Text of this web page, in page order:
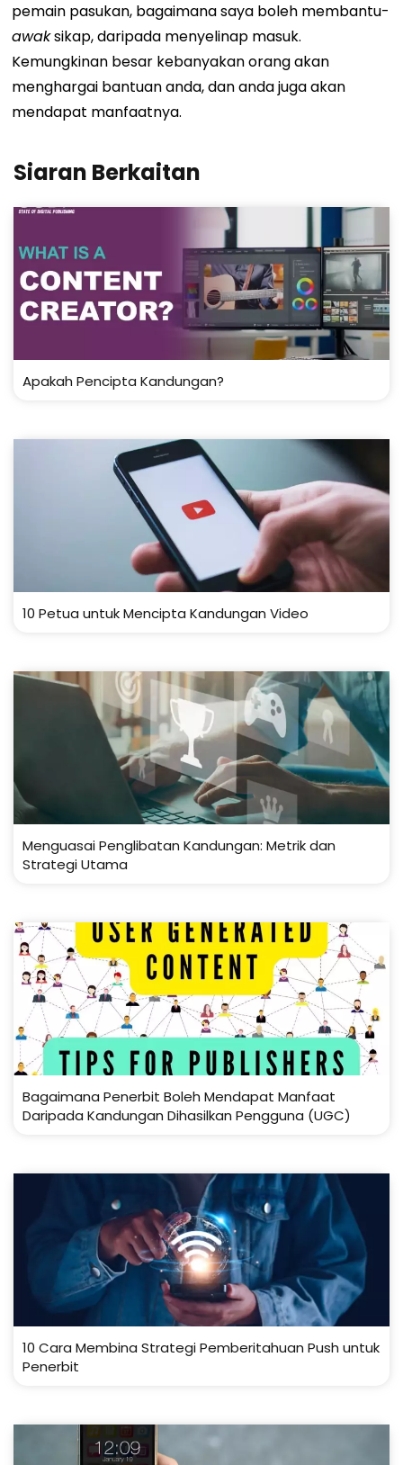
pemain pasukan, bagaimana saya boleh membantu-
awaksikap, daripada menyelinap masuk.
Kemungkinan besar kebanyakan orang akan
menghargai bantuan anda, dan anda juga akan
mendapat manfaatnya.
Siaran Berkaitan
Apakah Pencipta Kandungan?
10 Petua untuk Mencipta Kandungan Video
Menguasai Penglibatan Kandungan: Metrik dan
Strategi Utama
Bagaimana Penerbit Boleh Mendapat Manfaat
Daripada Kandungan Dihasilkan Pengguna (UGC)
10 Cara Membina Strategi Pemberitahuan Push untuk
Penerbit